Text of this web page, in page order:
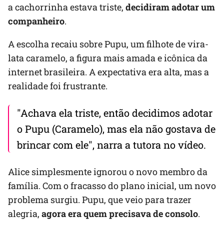
a cachorrinha estava triste, decidiram adotar um
companheiro.
A escolha recaiu sobre Pupu, um filhote de vira-
lata caramelo, a figura mais amada e icônica da
internet brasileira. A expectativa era alta, mas a
realidade foi frustrante.
"Achava ela triste, então decidimos adotar
o Pupu (Caramelo), mas ela não gostava de
brincar com ele", narra a tutora no vídeo.
Alice simplesmente ignorou o novo membro da
família. Com o fracasso do plano inicial, um novo
problema surgiu. Pupu, que veio para trazer
alegria, agora era quem precisava de consolo.